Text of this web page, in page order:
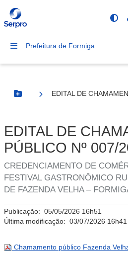
Prefeitura de Formiga
Botão Menu
EDITAL DE
EDITAL DE
PÚBLICO Nº 007/
CREDENCIAMENTO DE
FESTIVAL GASTRONÔMICO
DE FAZENDA VELHA –
Publicação: 05/05/2026 16h51
Última modificação: 03/07/2026 16h41
Chamamento público Fazenda